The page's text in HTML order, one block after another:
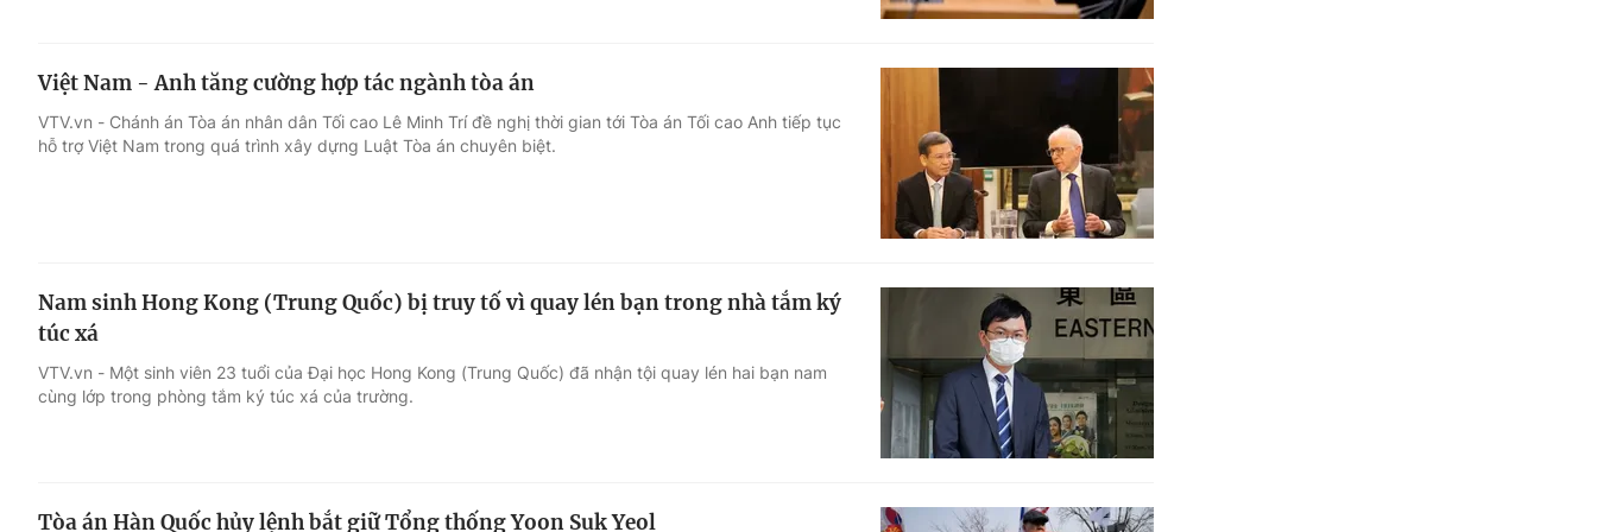
Việt Nam - Anh tăng cường hợp tác ngành tòa án
VTV.vn - Chánh án Tòa án nhân dân Tối cao Lê Minh Trí đề nghị thời gian tới Tòa án Tối cao Anh tiếp tục
hỗ trợ Việt Nam trong quá trình xây dựng Luật Tòa án chuyên biệt.
Nam sinh Hong Kong (Trung Quốc) bị truy tố vì quay lén bạn trong nhà tắm ký
túc xá
VTV.vn - Một sinh viên 23 tuổi của Đại học Hong Kong (Trung Quốc) đã nhận tội quay lén hai bạn nam
cùng lớp trong phòng tắm ký túc xá của trường.
Tòa án Hàn Quốc hủy lệnh bắt giữ Tổng thống Yoon Suk Yeol